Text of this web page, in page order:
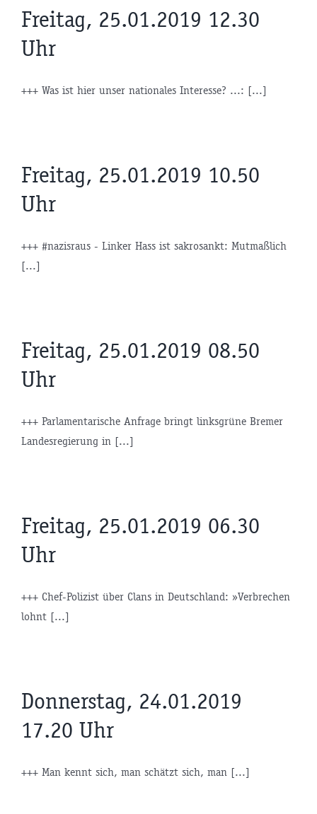
Freitag, 25.01.2019 12.30
Uhr
+++ Was ist hier unser nationales Interesse? ...: [...]
Freitag, 25.01.2019 10.50
Uhr
+++ #nazisraus - Linker Hass ist sakrosankt: Mutmaßlich
[...]
Freitag, 25.01.2019 08.50
Uhr
+++ Parlamentarische Anfrage bringt linksgrüne Bremer
Landesregierung in [...]
Freitag, 25.01.2019 06.30
Uhr
+++ Chef-Polizist über Clans in Deutschland: »Verbrechen
lohnt [...]
Donnerstag, 24.01.2019
17.20 Uhr
+++ Man kennt sich, man schätzt sich, man [...]